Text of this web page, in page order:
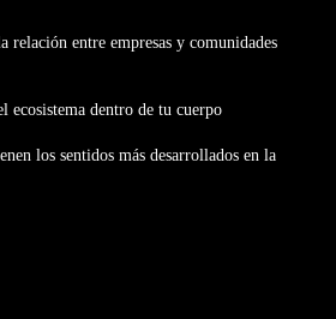
relación entre empresas y comunidades
ecosistema dentro de tu cuerpo
los sentidos más desarrollados en la